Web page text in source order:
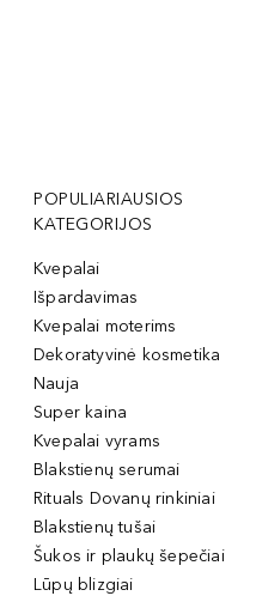
POPULIARIAUSIOS
KATEGORIJOS
Kvepalai
Išpardavimas
Kvepalai moterims
Dekoratyvinė kosmetika
Nauja
Super kaina
Kvepalai vyrams
Blakstienų serumai
Rituals Dovanų rinkiniai
Blakstienų tušai
Šukos ir plaukų šepečiai
Lūpų blizgiai